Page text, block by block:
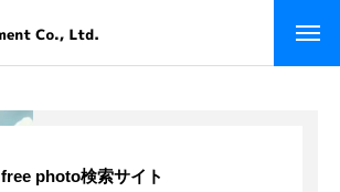
free photo検索サイト